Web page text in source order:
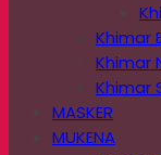
Khimar
Khimar
Khimar
MASKER
MUKENA